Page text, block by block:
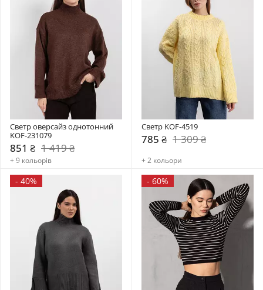
Светр оверсайз однотонний
KOF-231079
851 ₴ 1 419 ₴
+ 9 кольорів
Светр KOF-4519
785 ₴ 1 309 ₴
+ 2 кольори
- 40% - 60%